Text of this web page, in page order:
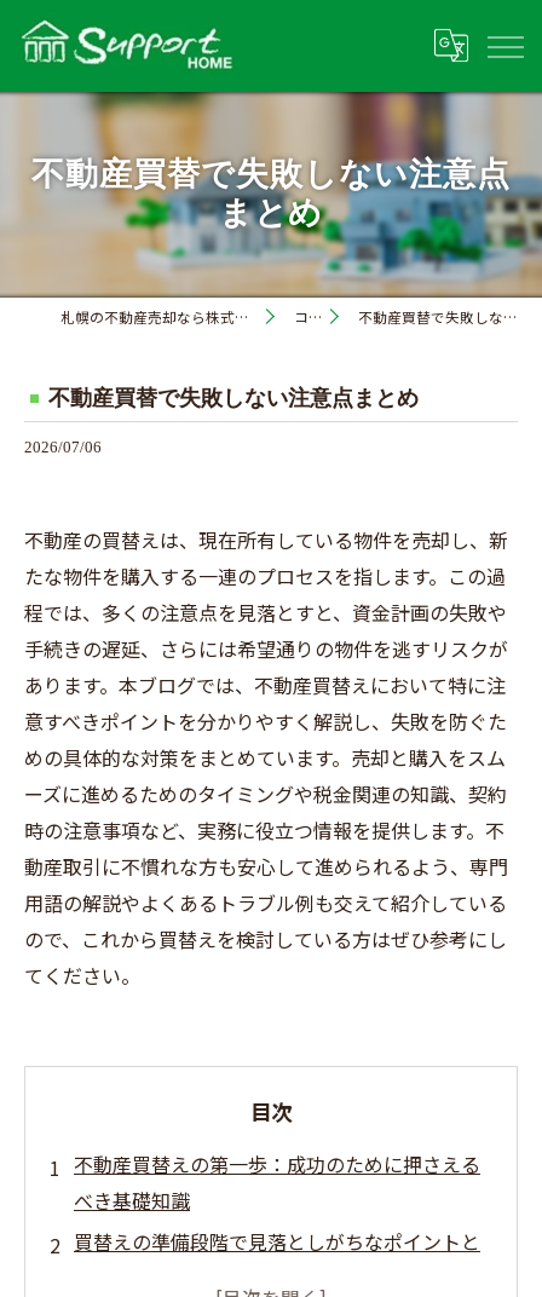
不動産買替で失敗しない注意点
まとめ
札幌の不動産売却なら株式会社サポートホーム コラム 不動産買替で失敗しない注意点まとめ
不動産買替で失敗しない注意点まとめ
2026/07/06
不動産の買替えは、現在所有している物件を売却し、新
たな物件を購入する一連のプロセスを指します。この過
程では、多くの注意点を見落とすと、資金計画の失敗や
手続きの遅延、さらには希望通りの物件を逃すリスクが
あります。本ブログでは、不動産買替えにおいて特に注
意すべきポイントを分かりやすく解説し、失敗を防ぐた
めの具体的な対策をまとめています。売却と購入をスム
ーズに進めるためのタイミングや税金関連の知識、契約
時の注意事項など、実務に役立つ情報を提供します。不
動産取引に不慣れな方も安心して進められるよう、専門
用語の解説やよくあるトラブル例も交えて紹介している
ので、これから買替えを検討している方はぜひ参考にし
てください。
目次
不動産買替えの第一歩：成功のために押さえる
べき基礎知識
買替えの準備段階で見落としがちなポイントと